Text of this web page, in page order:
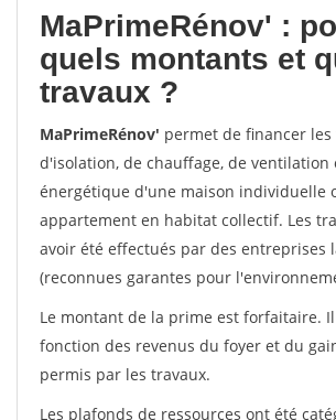
MaPrimeRénov' :
quels montants et
travaux ?
MaPrimeRénov' permet de financer les
d'isolation, de chauffage, de
énergétique d'une maison individuelle
appartement en habitat collectif. Les
avoir été effectués par des entreprises
(reconnues garantes pour
Le montant de la prime est forfaitaire.
fonction des revenus du foyer et du
permis par les travaux.
Les plafonds de ressources ont été